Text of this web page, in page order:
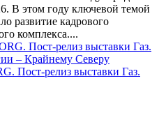
В этом году ключевой темой
развитие кадрового
комплекса....
Пост-релиз выставки Газ.